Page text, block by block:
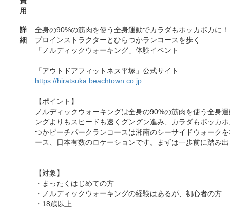
用
詳
細
全身の90%の筋肉を使う全身運動でカラダもポッカポカに！
プロインストラクターとひらつかランコースを歩く
「ノルディックウォーキング」体験イベント
「アウトドアフィットネス平塚」公式サイト
https://hiratsuka.beachtown.co.jp
【ポイント】
ノルディックウォーキングは全身の90%の筋肉を使う全身
ングよりもスピードも速くグングン進み、カラダもポッカ
つかビーチパークランコースは湘南のシーサイドウォーク
ース、日本有数のロケーションです。まずは一歩前に踏み
【対象】
・まったくはじめての方
・ノルディックウォーキングの経験はあるが、初心者の方
・18歳以上